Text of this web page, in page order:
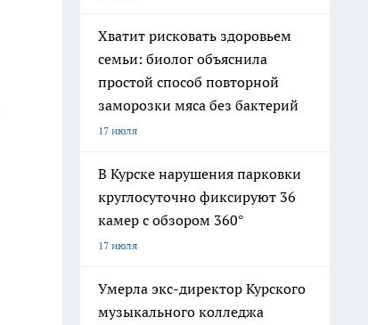
Хватит рисковать здоровьем
семьи: биолог объяснила
простой способ повторной
заморозки мяса без бактерий
17 июля
В Курске нарушения парковки
круглосуточно фиксируют 36
камер с обзором 360°
17 июля
Умерла экс-директор Курского
музыкального колледжа